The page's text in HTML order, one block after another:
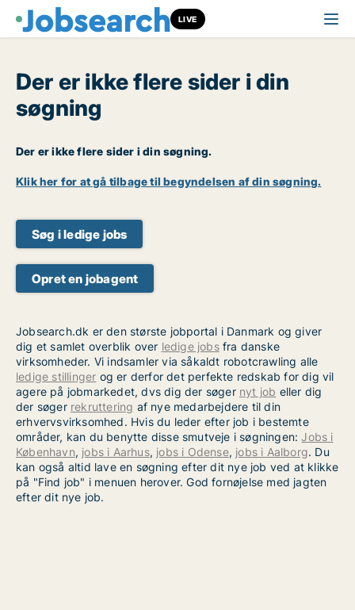
LIVE
Der er ikke flere sider i din
søgning
Der er ikke flere sider i din søgning.
Klik her for at gå tilbage til begyndelsen af din søgning.
Søg i ledige jobs
Opret en jobagent
Jobsearch.dk er den største jobportal i Danmark og giver
dig et samlet overblik over ledige jobsfra danske
virksomheder. Vi indsamler via såkaldt robotcrawling alle
ledige stillinger og er derfor det perfekte redskab for dig vil
agere på jobmarkedet, dvs dig der søger nyt job eller dig
der søger rekruttering af nye medarbejdere til din
erhvervsvirksomhed. Hvis du leder efter job i bestemte
områder, kan du benytte disse smutveje i søgningen:Jobs i
København, jobs i Aarhus, jobs i Odense, jobs i Aalborg. Du
kan også altid lave en søgning efter dit nye job ved at klikke
på "Find job" i menuen herover. God fornøjelse med jagten
efter dit nye job.